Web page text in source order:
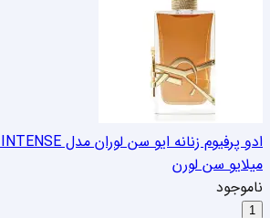
میلایو سن لورن
ناموجود
1